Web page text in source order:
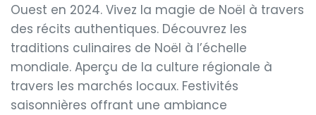
Ouest en 2024. Vivez la magie de Noël à travers
des récits authentiques. Découvrez les
traditions culinaires de Noël à l’échelle
mondiale. Aperçu de la culture régionale à
travers les marchés locaux. Festivités
saisonnières offrant une ambiance